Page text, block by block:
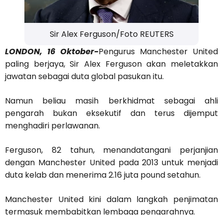
Sir Alex Ferguson/Foto REUTERS
LONDON, 16 Oktober-Pengurus Manchester United
paling berjaya, Sir Alex Ferguson akan meletakkan
jawatan sebagai duta global pasukan itu.
Namun beliau masih berkhidmat sebagai ahli
pengarah bukan eksekutif dan terus dijemput
menghadiri perlawanan.
Ferguson, 82 tahun, menandatangani perjanjian
dengan Manchester United pada 2013 untuk menjadi
duta kelab dan menerima 2.16 juta pound setahun.
Manchester United kini dalam langkah penjimatan
termasuk membabitkan lembaga pengarahnya.